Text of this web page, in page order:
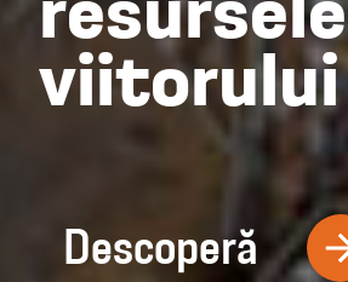
viitorului
Descoperă